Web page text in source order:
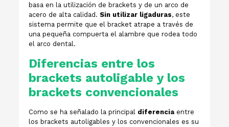
basa en la utilización de brackets y de un arco de
acero de alta calidad. Sin utilizar ligaduras, este
sistema permite que el bracket atrape a través de
una pequeña compuerta el alambre que rodea todo
el arco dental.
Diferencias entre los
brackets autoligable y los
brackets convencionales
Como se ha señalado la principal diferenciaentre
los brackets autoligables y los convencionales es su